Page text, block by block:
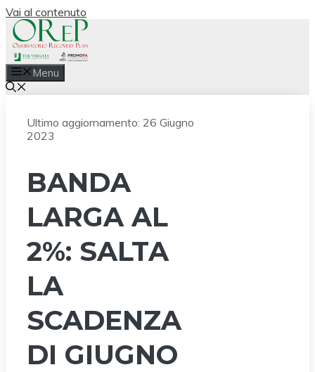
Vai al contenuto
Menu
Ultimo aggiornamento: 26 Giugno
2023
BANDA
LARGA AL
2%: SALTA
LA
SCADENZA
DI GIUGNO